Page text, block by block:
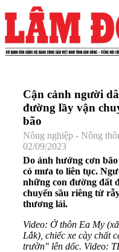
Cận cảnh người
đường lầy vận
bão
Nông nghiệp - Nông
02/09/2023
Do ảnh hưởng cơn
có mưa to liên tục.
những con đường đất
chuyển sầu riêng từ
thương lái.
Video: Ở thôn Ea My
Lắk), chiếc xe cày chất
trườn" lên dốc. Video: